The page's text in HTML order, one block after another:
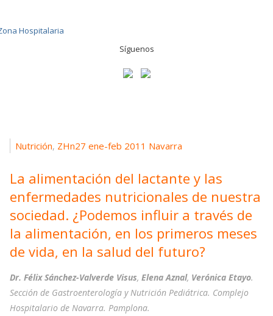
Síguenos
Nutrición, ZHn27 ene-feb 2011 Navarra
La alimentación del lactante y las
enfermedades nutricionales de nuestra
sociedad. ¿Podemos influir a través de
la alimentación, en los primeros meses
de vida, en la salud del futuro?
Dr. Félix Sánchez-Valverde Visus, Elena Aznal, Verónica Etayo.
Sección de Gastroenterología y Nutrición Pediátrica. Complejo
Hospitalario de Navarra. Pamplona.